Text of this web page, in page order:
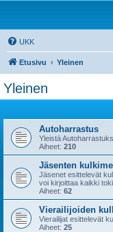
UKK
Etusivu Yleinen
Yleinen
Autoharrastus
Yleistä
Aiheet: 210
Jäsenten
Jäsenet esittelevät
voi kirjoittaa kaikki toki
Aiheet: 62
Vierailijoiden
Vierailijat esittelevät
Aiheet: 25